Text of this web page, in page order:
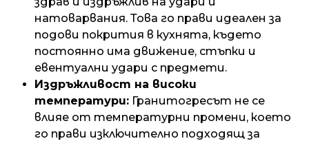
натоварвания. Това го прави идеален за
подови покрития в кухнята, където
постоянно има движение, стъпки и
евентуални удари с предмети.
Издръжливост на високи
температури: Гранитогресът не се
влияе от температурни промени, което
го прави изключително подходящ за